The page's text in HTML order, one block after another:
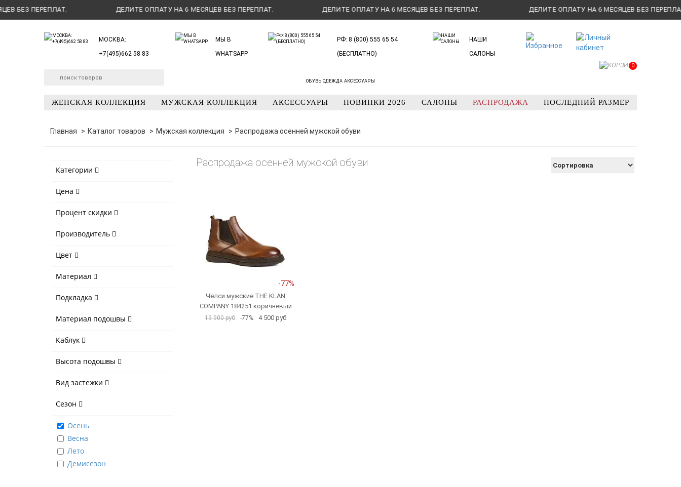
ПЕРЕПЛАТ. ДЕЛИТЕ ОПЛАТУ НА 6 МЕСЯЦЕВ БЕЗ ПЕРЕПЛАТ. ДЕЛИТЕ ОПЛАТУ НА 6 МЕСЯЦЕВ БЕЗ ПЕРЕПЛАТ. ДЕЛИТЕ ОПЛАТУ НА 6 МЕСЯЦЕВ БЕЗ ПЕРЕПЛАТ.
МОСКВА:
+7(495)662 58 83
МЫ В
WHATSAPP
РФ: 8 (800) 555 65 54
(БЕСПЛАТНО)
НАШИ
САЛОНЫ
ОБУВЬ ОДЕЖДА АКСЕССУАРЫ
0
ЖЕНСКАЯ КОЛЛЕКЦИЯ МУЖСКАЯ КОЛЛЕКЦИЯ АКСЕССУАРЫ НОВИНКИ 2026 САЛОНЫ РАСПРОДАЖА ПОСЛЕДНИЙ РАЗМЕР
Главная Каталог товаров Мужская коллекция Распродажа осенней мужской обуви
Категории
Цена
Процент скидки
Производитель
Цвет
Материал
Подкладка
Материал подошвы
Каблук
Высота подошвы
Вид застежки
Сезон
Осень
Весна
Лето
Демисезон
Распродажа осенней мужской обуви
-77%
Челси мужские THE KLAN
COMPANY 184251 коричневый
19 900 руб -77% 4 500 руб